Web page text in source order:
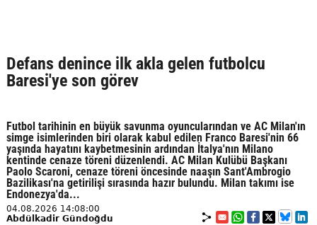
Defans denince ilk akla gelen futbolcu
Baresi'ye son görev
Futbol tarihinin en büyük savunma oyuncularından ve AC Milan'ın
simge isimlerinden biri olarak kabul edilen Franco Baresi'nin 66
yaşında hayatını kaybetmesinin ardından İtalya'nın Milano
kentinde cenaze töreni düzenlendi. AC Milan Kulübü Başkanı
Paolo Scaroni, cenaze töreni öncesinde naaşın Sant'Ambrogio
Bazilikası'na getirilişi sırasında hazır bulundu. Milan takımı ise
Endonezya'da...
04.08.2026 14:08:00
Abdülkadir Gündoğdu